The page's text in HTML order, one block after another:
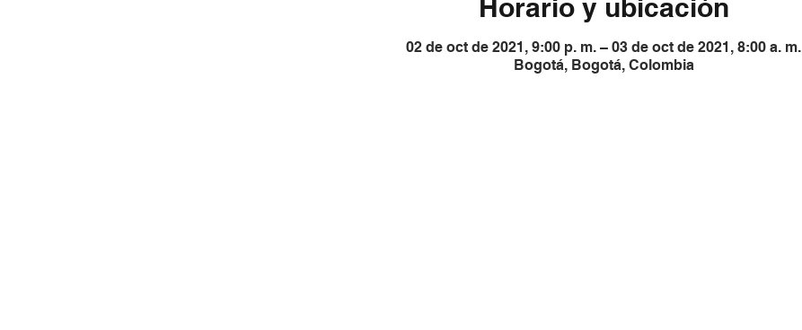
Horario y ubicación
02 de oct de 2021, 9:00 p. m. – 03 de oct de 2021, 8:00 a. m.
Bogotá, Bogotá, Colombia